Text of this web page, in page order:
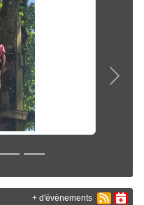
+ d'évènements